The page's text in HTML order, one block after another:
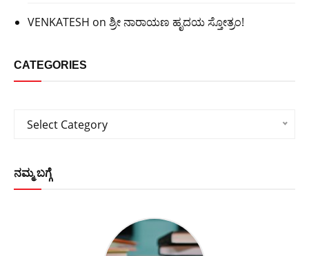
VENKATESH on ಶ್ರೀ ನಾರಾಯಣ ಹೃದಯ ಸ್ತೋತ್ರಂ!
CATEGORIES
Categories
Select Category
ನಮ್ಮ ಬಗ್ಗೆ